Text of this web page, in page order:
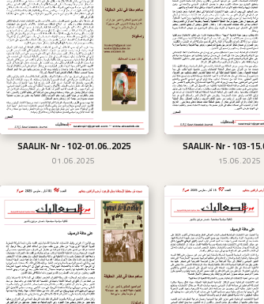
تحميل
SAALIK- Nr - 103-
15.06.2025
تحميل
SAALIK- Nr - 102-01.06..2025
01.06.2025